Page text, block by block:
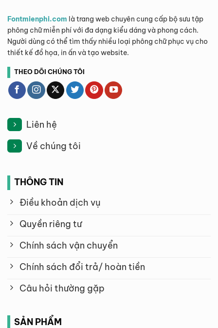
Fontmienphi.com là trang web chuyên cung cấp bộ sưu tập
phông chữ miễn phí với đa dạng kiểu dáng và phong cách.
Người dùng có thể tìm thấy nhiều loại phông chữ phục vụ cho
thiết kế đồ họa, in ấn và tạo website.
THEO DÕI CHÚNG TÔI
Liên hệ
Về chúng tôi
THÔNG TIN
Điều khoản dịch vụ
Quyền riêng tư
Chính sách vận chuyển
Chính sách đổi trả/ hoàn tiền
Câu hỏi thường gặp
SẢN PHẨM